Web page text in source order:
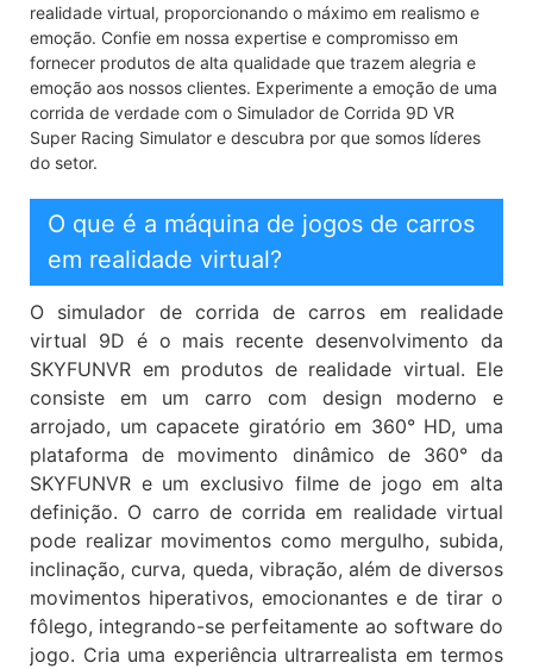
realidade virtual, proporcionando o máximo em realismo e
emoção. Confie em nossa expertise e compromisso em
fornecer produtos de alta qualidade que trazem alegria e
emoção aos nossos clientes. Experimente a emoção de uma
corrida de verdade com o Simulador de Corrida 9D VR
Super Racing Simulator e descubra por que somos líderes
do setor.
O que é a máquina de jogos de carros
em realidade virtual?
O simulador de corrida de carros em realidade
virtual 9D é o mais recente desenvolvimento da
SKYFUNVR em produtos de realidade virtual. Ele
consiste em um carro com design moderno e
arrojado, um capacete giratório em 360° HD, uma
plataforma de movimento dinâmico de 360° da
SKYFUNVR e um exclusivo filme de jogo em alta
definição. O carro de corrida em realidade virtual
pode realizar movimentos como mergulho, subida,
inclinação, curva, queda, vibração, além de diversos
movimentos hiperativos, emocionantes e de tirar o
fôlego, integrando-se perfeitamente ao software do
jogo. Cria uma experiência ultrarrealista em termos